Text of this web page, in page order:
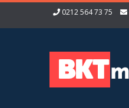
0212 564 73 75